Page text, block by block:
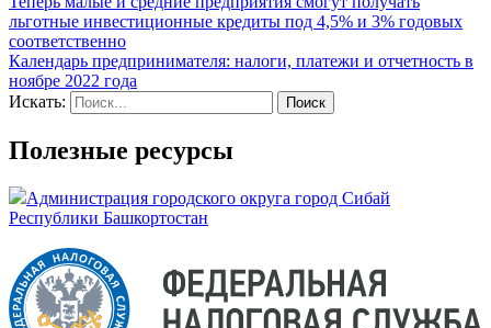
льготные инвестиционные кредиты под 4,5% и 3% годовых
соответственно
Календарь предпринимателя: налоги, платежи и отчетность в
ноябре 2022 года
Искать:
Полезные ресурсы
Администрация городского округа город Сибай
Республики Башкортостан